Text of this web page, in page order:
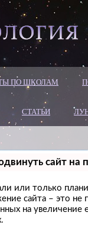
ПО ШКОЛАМ
СТАТЬИ
сайт на
или только
сайта – это
на